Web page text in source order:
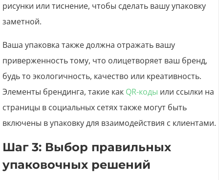
рисунки или тиснение, чтобы сделать вашу упаковку
заметной.
Ваша упаковка также должна отражать вашу
приверженность тому, что олицетворяет ваш бренд,
будь то экологичность, качество или креативность.
Элементы брендинга, такие как QR-коды или ссылки на
страницы в социальных сетях также могут быть
включены в упаковку для взаимодействия с клиентами.
Шаг 3: Выбор правильных
упаковочных решений